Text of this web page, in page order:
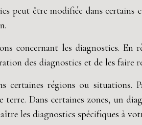
peut être modifiée dans certains
concernant les diagnostics. En
des diagnostics et de les faire
certaines régions ou situations.
Dans certaines zones, un
les diagnostics spécifiques à